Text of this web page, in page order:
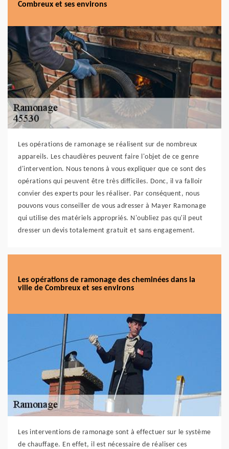
Combreux et ses environs
Les opérations de ramonage se réalisent sur de nombreux
appareils. Les chaudières peuvent faire l'objet de ce genre
d'intervention. Nous tenons à vous expliquer que ce sont des
opérations qui peuvent être très difficiles. Donc, il va falloir
convier des experts pour les réaliser. Par conséquent, nous
pouvons vous conseiller de vous adresser à Mayer Ramonage
qui utilise des matériels appropriés. N'oubliez pas qu'il peut
dresser un devis totalement gratuit et sans engagement.
Les opérations de ramonage des cheminées dans la
ville de Combreux et ses environs
Les interventions de ramonage sont à effectuer sur le système
de chauffage. En effet, il est nécessaire de réaliser ces